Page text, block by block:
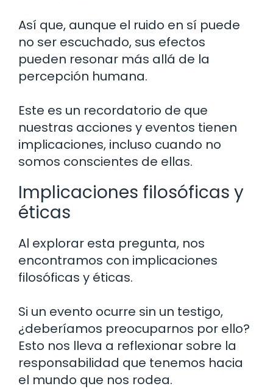
Así que, aunque el ruido en sí puede
no ser escuchado, sus efectos
pueden resonar más allá de la
percepción humana.
Este es un recordatorio de que
nuestras acciones y eventos tienen
implicaciones, incluso cuando no
somos conscientes de ellas.
Implicaciones filosóficas y
éticas
Al explorar esta pregunta, nos
encontramos con implicaciones
filosóficas y éticas.
Si un evento ocurre sin un testigo,
¿deberíamos preocuparnos por ello?
Esto nos lleva a reflexionar sobre la
responsabilidad que tenemos hacia
el mundo que nos rodea.